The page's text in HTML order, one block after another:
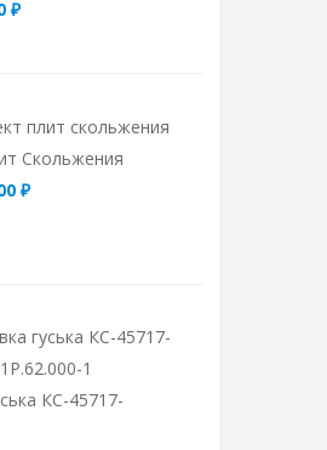
₽
Скольжения
₽
КС-45717-